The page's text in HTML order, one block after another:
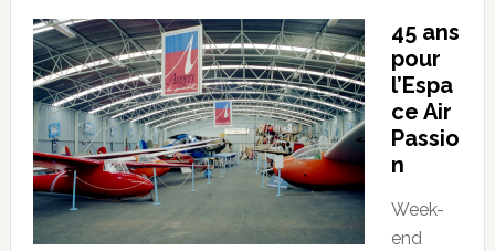
45 ans
pour
l’Espa
ce Air
Passio
n
Week-
end